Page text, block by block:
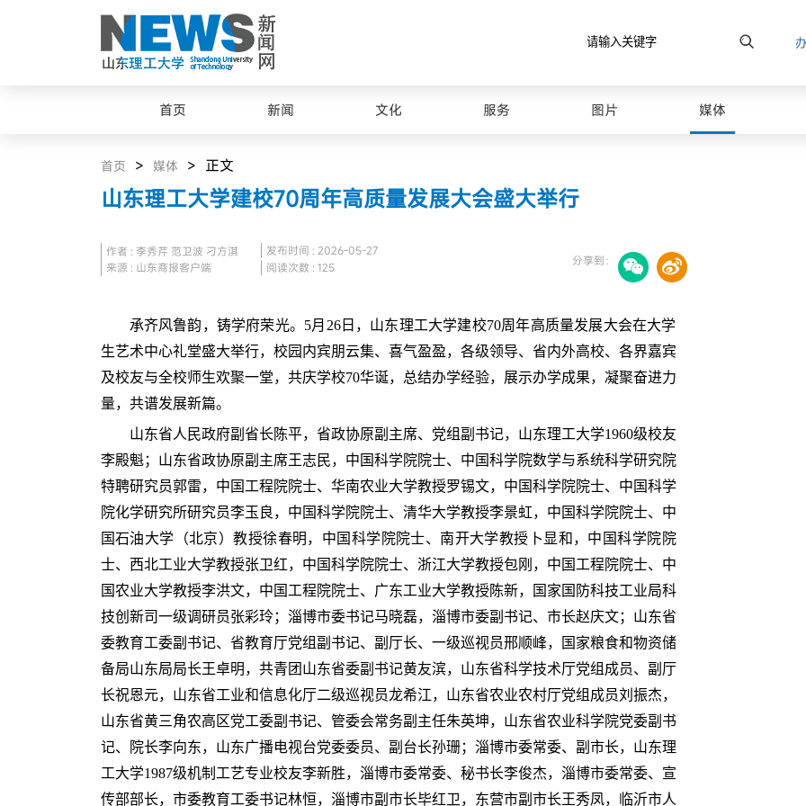
首页 新闻 文化 服务 图片 媒体
首页 > 媒体 > 正文
山东理工大学建校70周年高质量发展大会盛大举行
作者 : 李秀芹 范卫波 刁方淇
来源 : 山东商报客户端
发布时间 : 2026-05-27
阅读次数 : 125 分享到：
承齐风鲁韵，铸学府荣光。5月26日，山东理工大学建校70周年高质量发展大会在大学
生艺术中心礼堂盛大举行，校园内宾朋云集、喜气盈盈，各级领导、省内外高校、各界嘉宾
及校友与全校师生欢聚一堂，共庆学校70华诞，总结办学经验，展示办学成果，凝聚奋进力
量，共谱发展新篇。
山东省人民政府副省长陈平，省政协原副主席、党组副书记，山东理工大学1960级校友
李殿魁；山东省政协原副主席王志民，中国科学院院士、中国科学院数学与系统科学研究院
特聘研究员郭雷，中国工程院院士、华南农业大学教授罗锡文，中国科学院院士、中国科学
院化学研究所研究员李玉良，中国科学院院士、清华大学教授李景虹，中国科学院院士、中
国石油大学（北京）教授徐春明，中国科学院院士、南开大学教授卜显和，中国科学院院
士、西北工业大学教授张卫红，中国科学院院士、浙江大学教授包刚，中国工程院院士、中
国农业大学教授李洪文，中国工程院院士、广东工业大学教授陈新，国家国防科技工业局科
技创新司一级调研员张彩玲；淄博市委书记马晓磊，淄博市委副书记、市长赵庆文；山东省
委教育工委副书记、省教育厅党组副书记、副厅长、一级巡视员邢顺峰，国家粮食和物资储
备局山东局局长王卓明，共青团山东省委副书记黄友滨，山东省科学技术厅党组成员、副厅
长祝恩元，山东省工业和信息化厅二级巡视员龙希江，山东省农业农村厅党组成员刘振杰，
山东省黄三角农高区党工委副书记、管委会常务副主任朱英坤，山东省农业科学院党委副书
记、院长李向东，山东广播电视台党委委员、副台长孙珊；淄博市委常委、副市长，山东理
工大学1987级机制工艺专业校友李新胜，淄博市委常委、秘书长李俊杰，淄博市委常委、宣
传部部长，市委教育工委书记林恒，淄博市副市长毕红卫，东营市副市长王秀凤，临沂市人
最美山理工